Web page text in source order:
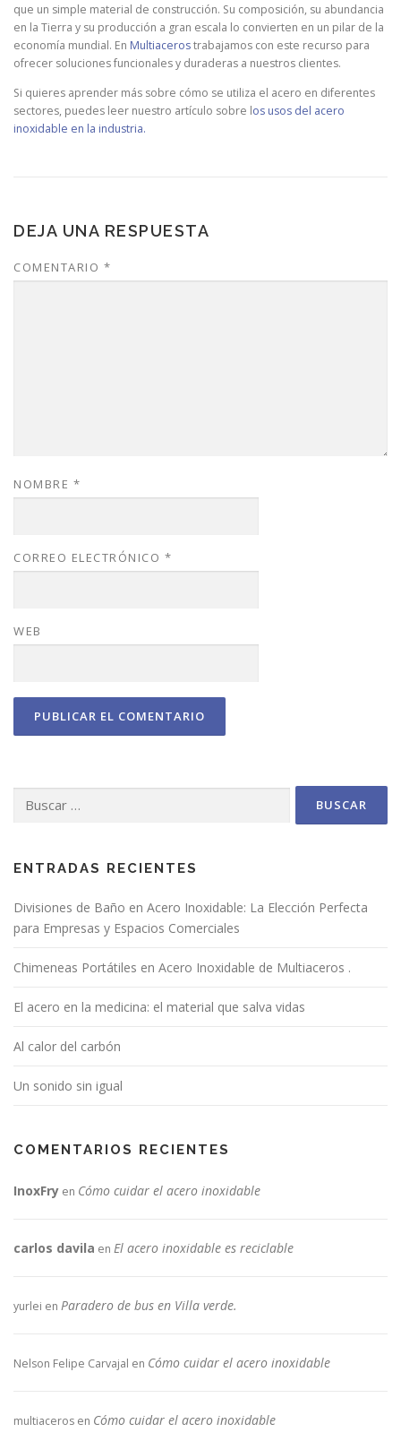
que un simple material de construcción. Su composición, su abundancia
en la Tierra y su producción a gran escala lo convierten en un pilar de la
economía mundial. En Multiacerostrabajamos con este recurso para
ofrecer soluciones funcionales y duraderas a nuestros clientes.
Si quieres aprender más sobre cómo se utiliza el acero en diferentes
sectores, puedes leer nuestro artículo sobre los usos del acero
inoxidable en la industria.
DEJA UNA RESPUESTA
COMENTARIO *
NOMBRE *
CORREO ELECTRÓNICO *
WEB
ENTRADAS RECIENTES
Divisiones de Baño en Acero Inoxidable: La Elección Perfecta
para Empresas y Espacios Comerciales
Chimeneas Portátiles en Acero Inoxidable de Multiaceros .
El acero en la medicina: el material que salva vidas
Al calor del carbón
Un sonido sin igual
COMENTARIOS RECIENTES
InoxFry en Cómo cuidar el acero inoxidable
carlos davila en El acero inoxidable es reciclable
yurlei en Paradero de bus en Villa verde.
Nelson Felipe Carvajal en Cómo cuidar el acero inoxidable
multiaceros en Cómo cuidar el acero inoxidable